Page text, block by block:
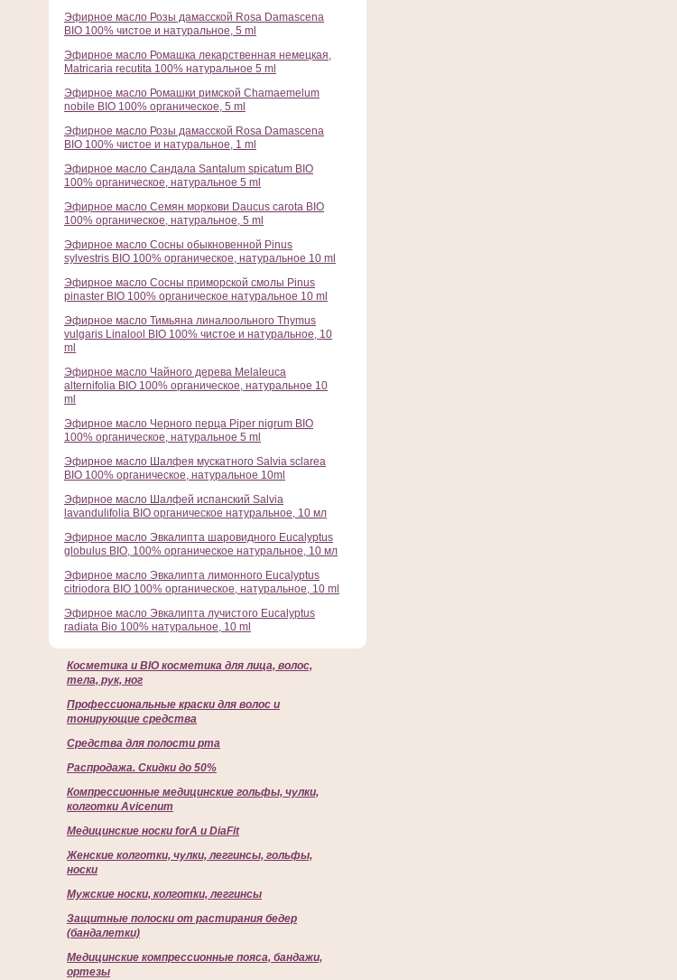
Эфирное масло Розы дамасской Rosa Damascena
BIO 100% чистое и натуральное, 5 ml
Эфирное масло Ромашка лекарственная немецкая,
Matricaria recutita 100% натуральное 5 ml
Эфирное масло Ромашки римской Chamaemelum
nobile BIO 100% органическое, 5 ml
Эфирное масло Розы дамасской Rosa Damascena
BIO 100% чистое и натуральное, 1 ml
Эфирное масло Сандала Santalum spicatum BIO
100% органическое, натуральное 5 ml
Эфирное масло Семян моркови Daucus carota BIO
100% органическое, натуральное, 5 ml
Эфирное масло Сосны обыкновенной Pinus
sylvestris BIO 100% органическое, натуральное 10 ml
Эфирное масло Сосны приморской смолы Pinus
pinaster BIO 100% органическое натуральное 10 ml
Эфирное масло Тимьяна линалоольного Thymus
vulgaris Linalool BIO 100% чистое и натуральное, 10
ml
Эфирное масло Чайного дерева Melaleuca
alternifolia BIO 100% органическое, натуральное 10
ml
Эфирное масло Черного перца Piper nigrum BIO
100% органическое, натуральное 5 ml
Эфирное масло Шалфея мускатного Salvia sclarea
BIO 100% органическое, натуральное 10ml
Эфирное масло Шалфей испанский Salvia
lavandulifolia BIO органическое натуральное, 10 мл
Эфирное масло Эвкалипта шаровидного Eucalyptus
globulus BIO, 100% органическое натуральное, 10 мл
Эфирное масло Эвкалипта лимонного Eucalyptus
citriodora BIO 100% органическое, натуральное, 10 ml
Эфирное масло Эвкалипта лучистого Eucalyptus
radiata Bio 100% натуральное, 10 ml
Косметика и BIO косметика для лица, волос,
тела, рук, ног
Профессиональные краски для волос и
тонирующие средства
Cредства для полости рта
Распродажа. Скидки до 50%
Компрессионные медицинские гольфы, чулки,
колготки Avicenum
Медицинские носки forA и DiaFit
Женские колготки, чулки, леггинсы, гольфы,
носки
Мужские носки, колготки, леггинсы
Защитные полоски от растирания бедер
(бандалетки)
Медицинские компрессионные пояса, бандажи,
ортезы